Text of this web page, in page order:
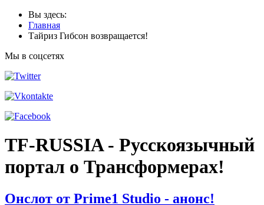
Вы здесь:
Главная
Тайриз Гибсон возвращается!
Мы в соцсетях
TF-RUSSIA - Русскоязычный
портал о Трансформерах!
Онслот от Prime1 Studio - анонс!